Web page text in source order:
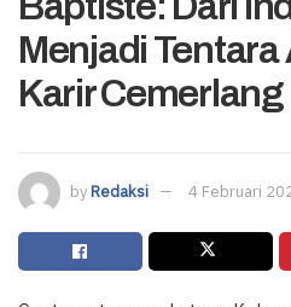
Menjadi Tentara
Karir Cemerlang
byRedaksi 4 Februari